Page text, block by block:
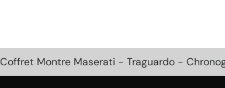
Coffret Montre Maserati - Traguardo -